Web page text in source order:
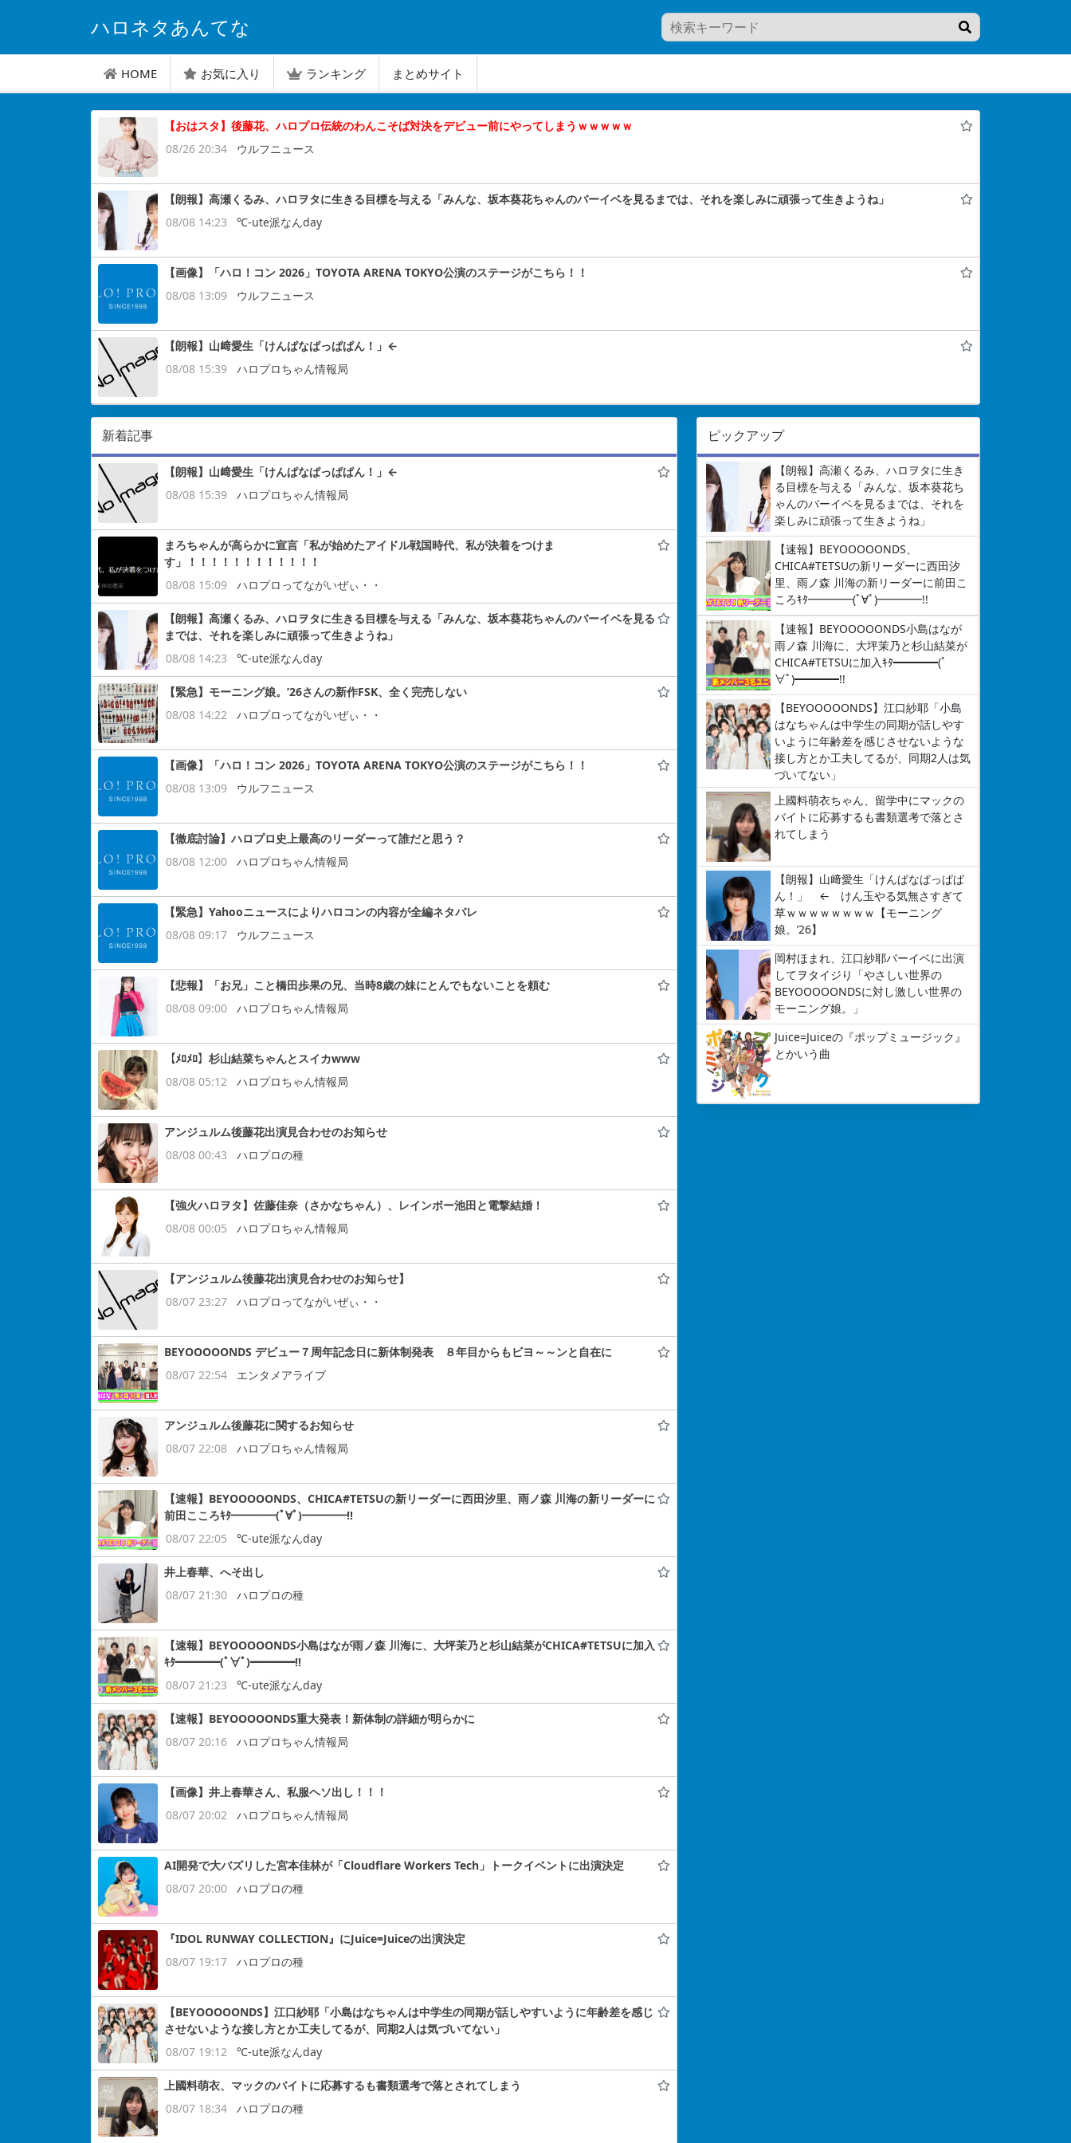
ハロネタあんてな
HOME お気に入り ランキング まとめサイト
【おはスタ】後藤花、ハロプロ伝統のわんこそば対決をデビュー前にやってしまうｗｗｗｗｗ
08/26 20:34
ウルフニュース
【朗報】高瀬くるみ、ハロヲタに生きる目標を与える「みんな、坂本葵花ちゃんのバーイベを見るまでは、それを楽しみに頑張って生きようね」
08/08 14:23
℃-ute派なんday
【画像】「ハロ！コン 2026」TOYOTA ARENA TOKYO公演のステージがこちら！！
08/08 13:09
ウルフニュース
【朗報】山﨑愛生「けんぱなぱっぱぱん！」←
08/08 15:39
ハロプロちゃん情報局
ピックアップ
【朗報】高瀬くるみ、ハロヲタに生き
る目標を与える「みんな、坂本葵花ち
ゃんのバーイベを見るまでは、それを
楽しみに頑張って生きようね」
【速報】BEYOOOOONDS、
CHICA#TETSUの新リーダーに西田汐
里、雨ノ森 川海の新リーダーに前田こ
ころｷﾀ━━━━(ﾟ∀ﾟ)━━━━!!
【速報】BEYOOOOONDS小島はなが
雨ノ森 川海に、大坪茉乃と杉山結菜が
CHICA#TETSUに加入ｷﾀ━━━━(ﾟ
∀ﾟ)━━━━!!
【BEYOOOOONDS】江口紗耶「小島
はなちゃんは中学生の同期が話しやす
いように年齢差を感じさせないような
接し方とか工夫してるが、同期2人は気
づいてない」
上國料萌衣ちゃん、留学中にマックの
バイトに応募するも書類選考で落とさ
れてしまう
【朗報】山﨑愛生「けんぱなぱっぱぱ
ん！」 ← けん玉やる気無さすぎて
草ｗｗｗｗｗｗｗｗ【モーニング
娘。’26】
岡村ほまれ、江口紗耶バーイベに出演
してヲタイジり「やさしい世界の
BEYOOOOONDSに対し激しい世界の
モーニング娘。」
Juice=Juiceの『ポップミュージック』
とかいう曲
新着記事
【朗報】山﨑愛生「けんぱなぱっぱぱん！」←
08/08 15:39
ハロプロちゃん情報局
まろちゃんが高らかに宣言「私が始めたアイドル戦国時代、私が決着をつけま
す」！！！！！！！！！！！！
08/08 15:09
ハロプロってながいぜぃ・・
【朗報】高瀬くるみ、ハロヲタに生きる目標を与える「みんな、坂本葵花ちゃんのバーイベを見る
までは、それを楽しみに頑張って生きようね」
08/08 14:23
℃-ute派なんday
【緊急】モーニング娘。’26さんの新作FSK、全く完売しない
08/08 14:22
ハロプロってながいぜぃ・・
【画像】「ハロ！コン 2026」TOYOTA ARENA TOKYO公演のステージがこちら！！
08/08 13:09
ウルフニュース
【徹底討論】ハロプロ史上最高のリーダーって誰だと思う？
08/08 12:00
ハロプロちゃん情報局
【緊急】Yahooニュースによりハロコンの内容が全編ネタバレ
08/08 09:17
ウルフニュース
【悲報】「お兄」こと橋田歩果の兄、当時8歳の妹にとんでもないことを頼む
08/08 09:00
ハロプロちゃん情報局
【ﾒﾛﾒﾛ】杉山結菜ちゃんとスイカwww
08/08 05:12
ハロプロちゃん情報局
アンジュルム後藤花出演見合わせのお知らせ
08/08 00:43
ハロプロの種
【強火ハロヲタ】佐藤佳奈（さかなちゃん）、レインボー池田と電撃結婚！
08/08 00:05
ハロプロちゃん情報局
【アンジュルム後藤花出演見合わせのお知らせ】
08/07 23:27
ハロプロってながいぜぃ・・
BEYOOOOONDS デビュー７周年記念日に新体制発表 ８年目からもビヨ～～ンと自在に
08/07 22:54
エンタメアライブ
アンジュルム後藤花に関するお知らせ
08/07 22:08
ハロプロちゃん情報局
【速報】BEYOOOOONDS、CHICA#TETSUの新リーダーに西田汐里、雨ノ森 川海の新リーダーに
前田こころｷﾀ━━━━(ﾟ∀ﾟ)━━━━!!
08/07 22:05
℃-ute派なんday
井上春華、へそ出し
08/07 21:30
ハロプロの種
【速報】BEYOOOOONDS小島はなが雨ノ森 川海に、大坪茉乃と杉山結菜がCHICA#TETSUに加入
ｷﾀ━━━━(ﾟ∀ﾟ)━━━━!!
08/07 21:23
℃-ute派なんday
【速報】BEYOOOOONDS重大発表！新体制の詳細が明らかに
08/07 20:16
ハロプロちゃん情報局
【画像】井上春華さん、私服ヘソ出し！！！
08/07 20:02
ハロプロちゃん情報局
AI開発で大バズリした宮本佳林が「Cloudflare Workers Tech」トークイベントに出演決定
08/07 20:00
ハロプロの種
『IDOL RUNWAY COLLECTION』にJuice=Juiceの出演決定
08/07 19:17
ハロプロの種
【BEYOOOOONDS】江口紗耶「小島はなちゃんは中学生の同期が話しやすいように年齢差を感じ
させないような接し方とか工夫してるが、同期2人は気づいてない」
08/07 19:12
℃-ute派なんday
上國料萌衣、マックのバイトに応募するも書類選考で落とされてしまう
08/07 18:34
ハロプロの種